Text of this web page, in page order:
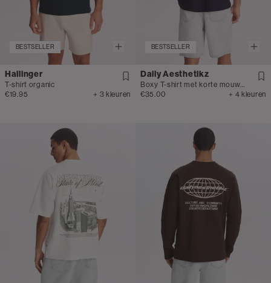
BESTSELLER
Hallinger
T-shirt organic
€19.95
+ 3 kleuren
BESTSELLER
Daily Aesthetikz
€35.00
+ 4 kleuren